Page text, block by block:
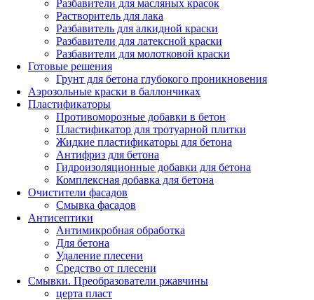
Разбавители для масляных красок
Растворитель для лака
Разбавитель для алкидной краски
Разбавители для латексной краски
Разбавители для молотковой краски
Готовые решения
Грунт для бетона глубокого проникновения
Аэрозольные краски в баллончиках
Пластификаторы
Противоморозные добавки в бетон
Пластификатор для тротуарной плитки
Жидкие пластификаторы для бетона
Антифриз для бетона
Гидроизоляционные добавки для бетона
Комплексная добавка для бетона
Очистители фасадов
Смывка фасадов
Антисептики
Антимикробная обработка
Для бетона
Удаление плесени
Средство от плесени
Смывки. Преобразователи ржавчины
церта пласт